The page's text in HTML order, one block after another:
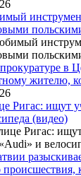
в
жителю,
Ригас: ищут
(видео)
происшествия,